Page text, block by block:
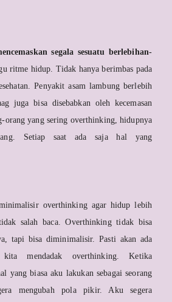
segala sesuatu berlebihan-
ritme hidup. Tidak hanya berimbas pada
Penyakit asam lambung berlebih
juga bisa disebabkan oleh kecemasan
orang yang sering overthinking, hidupnya
Setiap saat ada saja hal yang
overthinking agar hidup lebih
salah baca. Overthinking tidak bisa
tapi bisa diminimalisir. Pasti akan ada
mendadak overthinking. Ketika
yang biasa aku lakukan sebagai seorang
mengubah pola pikir. Aku segera